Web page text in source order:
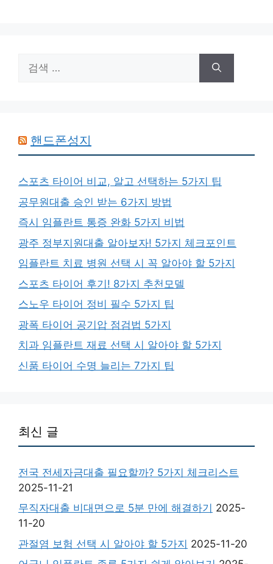
색:
핸드폰성지
스포츠 타이어 비교, 알고 선택하는 5가지 팁
공무원대출 승인 받는 6가지 방법
즉시 임플란트 통증 완화 5가지 비법
광주 정부지원대출 알아보자! 5가지 체크포인트
임플란트 치료 병원 선택 시 꼭 알아야 할 5가지
스포츠 타이어 후기! 8가지 추천모델
스노우 타이어 정비 필수 5가지 팁
광폭 타이어 공기압 점검법 5가지
치과 임플란트 재료 선택 시 알아야 할 5가지
신품 타이어 수명 늘리는 7가지 팁
최신 글
전국 전세자금대출 필요할까? 5가지 체크리스트
2025-11-21
무직자대출 비대면으로 5분 만에 해결하기 2025-
11-20
관절염 보험 선택 시 알아야 할 5가지 2025-11-20